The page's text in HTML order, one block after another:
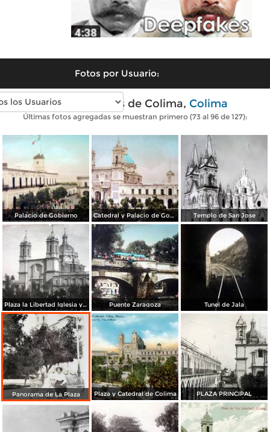
Fotos por Usuario:
Fotos antiguas de Colima, Colima
Últimas fotos agregadas se muestran primero (73 al 96 de 127):
Palacio de Gobierno Catedral y Palacio de Gobierno Templo de San Jose
Plaza la Libertad Iglesia y Palacio Puente Zaragoza Tunel de Jala
Panorama de La Plaza Plaza y Catedral de Colima PLAZA PRINCIPAL